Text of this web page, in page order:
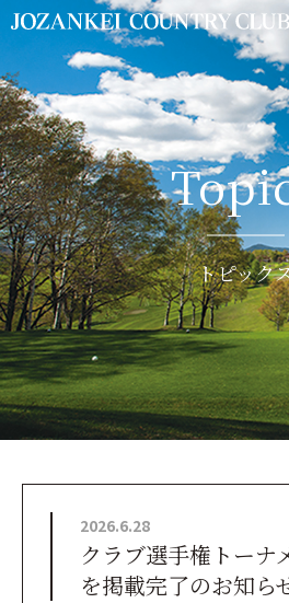
トピック
2026.6.28
クラブ選手権トーナ
を掲載完了のお知ら